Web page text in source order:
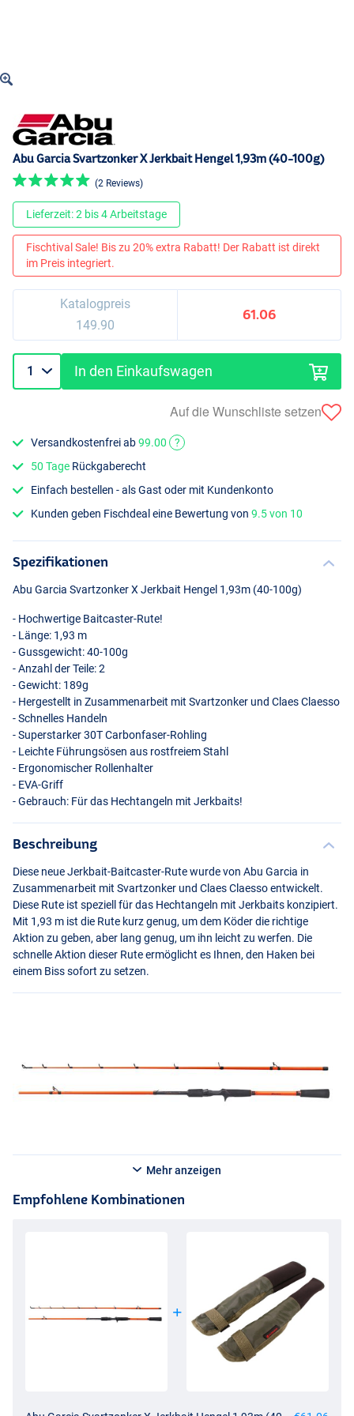
Abu Garcia Svartzonker X Jerkbait Hengel 1,93m (40-100g)
(2 Reviews)
Lieferzeit: 2 bis 4 Arbeitstage
Fischtival Sale! Bis zu 20% extra Rabatt! Der Rabatt ist direkt
im Preis integriert.
Katalogpreis
149.90
61.06
In den Einkaufswagen
Auf die Wunschliste setzen
Versandkostenfrei ab99.00
?
50 Tage Rückgaberecht
Einfach bestellen - als Gast oder mit Kundenkonto
Kunden geben Fischdeal eine Bewertung von9.5 von 10
Spezifikationen
Abu Garcia Svartzonker X Jerkbait Hengel 1,93m (40-100g)
- Hochwertige Baitcaster-Rute!
- Länge: 1,93 m
- Gussgewicht: 40-100g
- Anzahl der Teile: 2
- Gewicht: 189g
- Hergestellt in Zusammenarbeit mit Svartzonker und Claes Claesso
- Schnelles Handeln
- Superstarker 30T Carbonfaser-Rohling
- Leichte Führungsösen aus rostfreiem Stahl
- Ergonomischer Rollenhalter
- EVA-Griff
- Gebrauch: Für das Hechtangeln mit Jerkbaits!
Beschreibung
Diese neue Jerkbait-Baitcaster-Rute wurde von Abu Garcia in
Zusammenarbeit mit Svartzonker und Claes Claesso entwickelt.
Diese Rute ist speziell für das Hechtangeln mit Jerkbaits konzipiert.
Mit 1,93 m ist die Rute kurz genug, um dem Köder die richtige
Aktion zu geben, aber lang genug, um ihn leicht zu werfen. Die
schnelle Aktion dieser Rute ermöglicht es Ihnen, den Haken bei
einem Biss sofort zu setzen.
Mehr anzeigen
Empfohlene Kombinationen